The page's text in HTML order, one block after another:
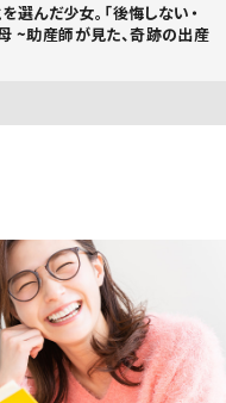
選んだ少女。「後悔しない・
~助産師が見た、奇跡の出産